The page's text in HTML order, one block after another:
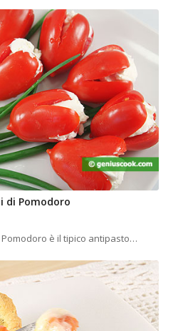
di Pomodoro
Pomodoro è il tipico antipasto…